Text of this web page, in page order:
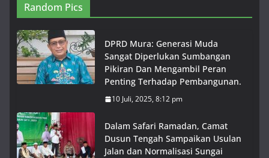
Random Pics
DPRD Mura: Generasi Muda
Sangat Diperlukan Sumbangan
Pikiran Dan Mengambil Peran
Penting Terhadap Pembangunan.
10 Juli, 2025, 8:12 pm
Dalam Safari Ramadan, Camat
Dusun Tengah Sampaikan Usulan
Jalan dan Normalisasi Sungai